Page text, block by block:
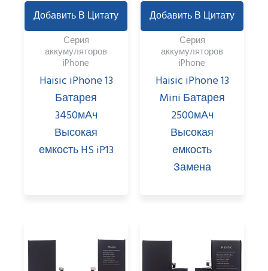
Добавить В Цитату
Серия
аккумуляторов
iPhone
Haisic iPhone 13
Батарея
3450мАч
Высокая
емкость HS iP13
Добавить В Цитату
Серия
аккумуляторов
iPhone
Haisic iPhone 13
Mini Батарея
2500мАч
Высокая
емкость
Замена